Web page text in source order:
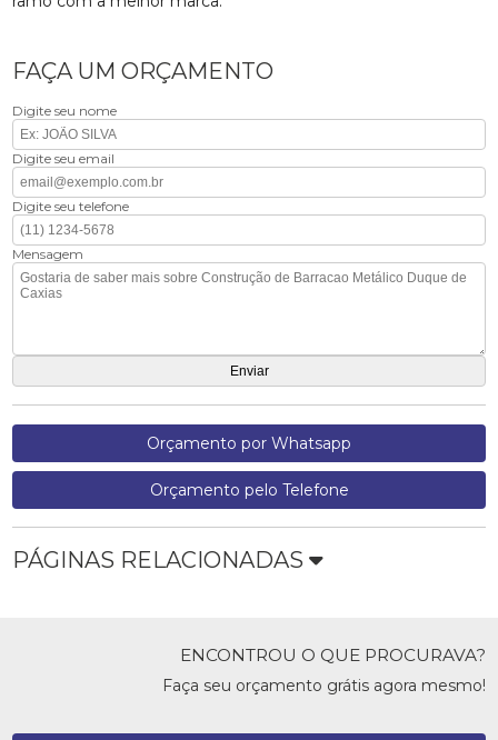
FAÇA UM ORÇAMENTO
Digite seu nome
Digite seu email
Digite seu telefone
Mensagem
Orçamento por Whatsapp
Orçamento pelo Telefone
PÁGINAS RELACIONADAS
ENCONTROU O QUE PROCURAVA?
Faça seu orçamento grátis agora mesmo!